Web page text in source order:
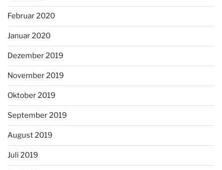
Februar 2020
Januar 2020
Dezember 2019
November 2019
Oktober 2019
September 2019
August 2019
Juli 2019